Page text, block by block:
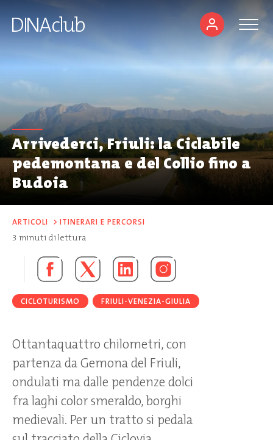
Arrivederci, Friuli: la Ciclabile
pedemontana e del Collio fino a
Budoia
ARTICOLI > ITINERARI E PERCORSI
3 minuti di lettura
CICLOTURISMO FRIULI-VENEZIA-GIULIA
Ottantaquattro chilometri, con
partenza da Gemona del Friuli,
ondulati ma dalle pendenze dolci
fra laghi color smeraldo, borghi
medievali. Per un tratto si pedala